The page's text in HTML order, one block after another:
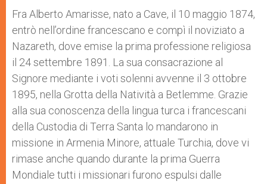
Fra Alberto Amarisse, nato a Cave, il 10 maggio 1874,
entrò nell’ordine francescano e compì il noviziato a
Nazareth, dove emise la prima professione religiosa
il 24 settembre 1891. La sua consacrazione al
Signore mediante i voti solenni avvenne il 3 ottobre
1895, nella Grotta della Natività a Betlemme. Grazie
alla sua conoscenza della lingua turca i francescani
della Custodia di Terra Santa lo mandarono in
missione in Armenia Minore, attuale Turchia, dove vi
rimase anche quando durante la prima Guerra
Mondiale tutti i missionari furono espulsi dalle